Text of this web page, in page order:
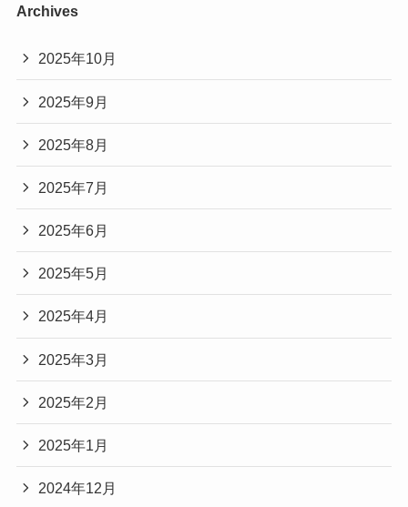
Archives
2025年10月
2025年9月
2025年8月
2025年7月
2025年6月
2025年5月
2025年4月
2025年3月
2025年2月
2025年1月
2024年12月